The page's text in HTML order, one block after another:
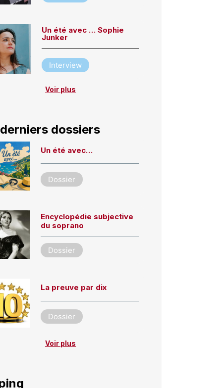
Un été avec … Sophie
Junker
Interview
Voir plus
dossiers
Un été avec…
Dossier
Encyclopédie subjective
du soprano
Dossier
La preuve par dix
Dossier
Voir plus